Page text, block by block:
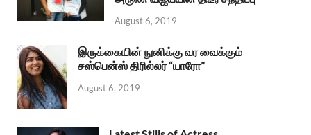
August 6, 2019
இருக்கையின் நுனிக்கு வர வைக்கும்
சஸ்பென்ஸ் திரில்லர் “யாரோ”
August 6, 2019